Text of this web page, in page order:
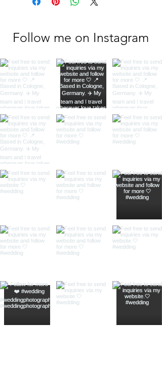
Follow me on Instagram